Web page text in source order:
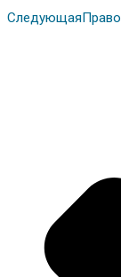
Следующая